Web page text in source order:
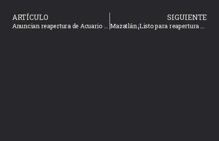
ARTÍCULO SIGUIENTE